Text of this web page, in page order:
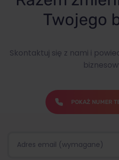
Twojego
Skontaktuj się z nami i
POKAŻ NUMER